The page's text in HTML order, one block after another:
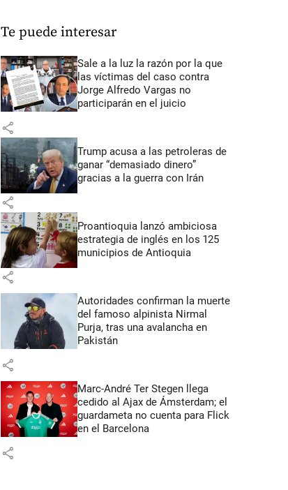
Te puede interesar
Sale a la luz la razón por la que
las víctimas del caso contra
Jorge Alfredo Vargas no
participarán en el juicio
share
Trump acusa a las petroleras de
ganar “demasiado dinero”
gracias a la guerra con Irán
share
Proantioquia lanzó ambiciosa
estrategia de inglés en los 125
municipios de Antioquia
share
Autoridades confirman la muerte
del famoso alpinista Nirmal
Purja, tras una avalancha en
Pakistán
share
Marc-André Ter Stegen llega
cedido al Ajax de Ámsterdam; el
guardameta no cuenta para Flick
en el Barcelona
share